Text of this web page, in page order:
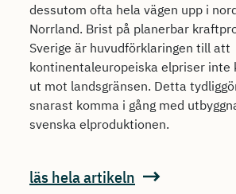
dessutom ofta hela vägen upp i
Norrland. Brist på planerbar
Sverige är huvudförklaringen till att
kontinentaleuropeiska elpriser inte
ut mot landsgränsen. Detta
snarast komma i gång med
svenska elproduktionen.
läs hela artikeln